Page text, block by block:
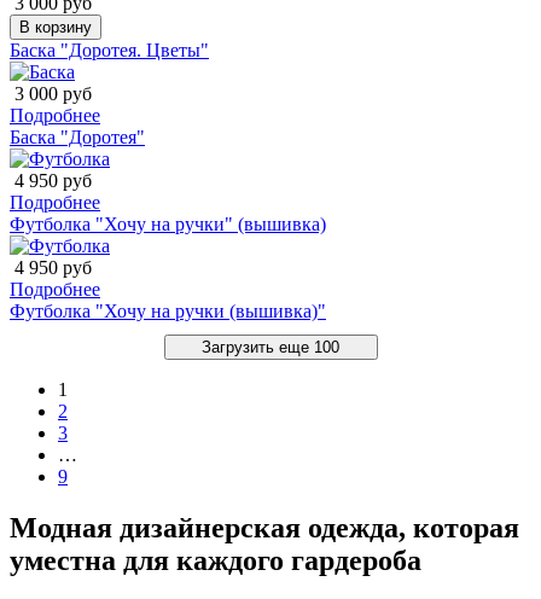
В корзину
Баска "Доротея. Цветы"
3 000 руб
Подробнее
Баска "Доротея"
4 950 руб
Подробнее
Футболка "Хочу на ручки" (вышивка)
4 950 руб
Подробнее
Футболка "Хочу на ручки (вышивка)"
Загрузить еще 100
1
2
3
…
9
Модная дизайнерская одежда, которая
уместна для каждого гардероба